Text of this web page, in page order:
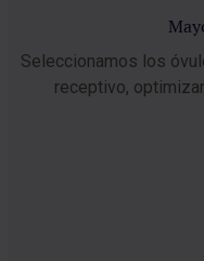
Seleccionamos los
receptivo,